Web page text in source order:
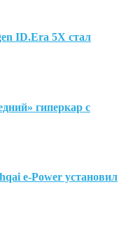
ID.Era 5X стал
гиперкар с
e-Power установил